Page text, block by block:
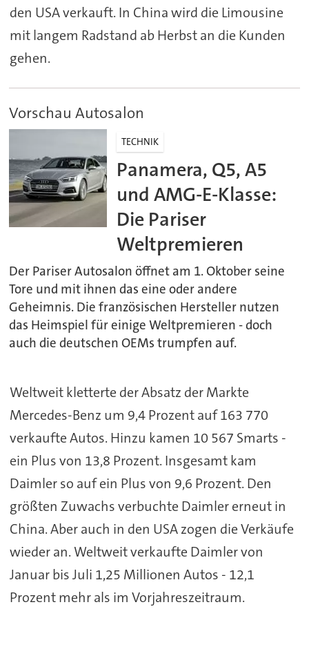
den USA verkauft. In China wird die Limousine
mit langem Radstand ab Herbst an die Kunden
gehen.
Vorschau Autosalon
TECHNIK
Panamera, Q5, A5
und AMG-E-Klasse:
Die Pariser
Weltpremieren
Der Pariser Autosalon öffnet am 1. Oktober seine
Tore und mit ihnen das eine oder andere
Geheimnis. Die französischen Hersteller nutzen
das Heimspiel für einige Weltpremieren - doch
auch die deutschen OEMs trumpfen auf.
Weltweit kletterte der Absatz der Markte
Mercedes-Benz um 9,4 Prozent auf 163 770
verkaufte Autos. Hinzu kamen 10 567 Smarts -
ein Plus von 13,8 Prozent. Insgesamt kam
Daimler so auf ein Plus von 9,6 Prozent. Den
größten Zuwachs verbuchte Daimler erneut in
China. Aber auch in den USA zogen die Verkäufe
wieder an. Weltweit verkaufte Daimler von
Januar bis Juli 1,25 Millionen Autos - 12,1
Prozent mehr als im Vorjahreszeitraum.